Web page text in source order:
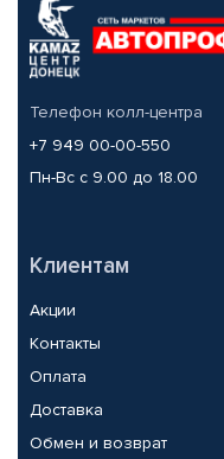
Телефон колл-центра
+7 949 00-00-550
Пн-Вс с 9.00 до 18.00
Клиентам
Акции
Контакты
Оплата
Доставка
Обмен и возврат